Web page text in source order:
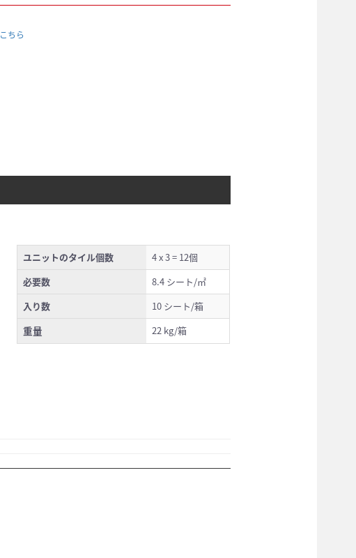
こちら
ユニットのタイル個数
4 x 3 = 12個
必要数
8.4 シート/㎡
入り数
10 シート/箱
重量 22 kg/箱